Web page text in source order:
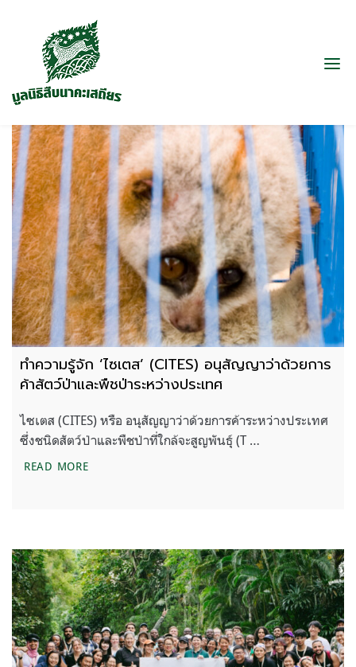
ทำความรู้จัก ‘ไซเตส’ (CITES) อนุสัญญาว่าด้วยการ
ค้าสัตว์ป่าและพืชป่าระหว่างประเทศ
ไซเตส (CITES) หรือ อนุสัญญาว่าด้วยการค้าระหว่างประเทศ
ซึ่งชนิดสัตว์ป่าและพืชป่าที่ใกล้จะสูญพันธุ์ (T …
READ MOREทำความรู้จัก ‘ไซเตส’ (CITES) อนุสัญญาว่าด้วยการค้